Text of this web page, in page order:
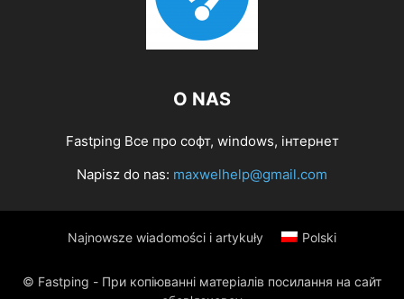
O NAS
Fastping Все про софт, windows, інтернет
Napisz do nas: maxwelhelp@gmail.com
Najnowsze wiadomości i artykuły Polski
© Fastping - При копіюванні матеріалів посилання на сайт